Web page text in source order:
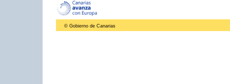
© Gobierno de Canarias